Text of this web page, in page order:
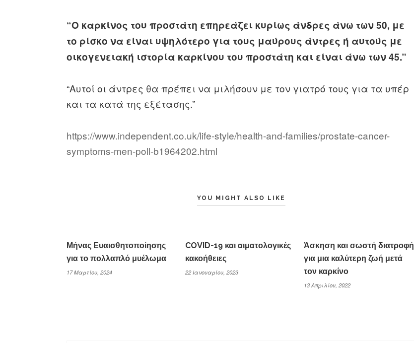
“Ο καρκίνος του προστάτη επηρεάζει κυρίως άνδρες άνω των 50, με
το ρίσκο να είναι υψηλότερο για τους μαύρους άντρες ή αυτούς με
οικογενειακή ιστορία καρκίνου του προστάτη και είναι άνω των 45.”
“Αυτοί οι άντρες θα πρέπει να μιλήσουν με τον γιατρό τους για τα υπέρ
και τα κατά της εξέτασης.”
https://www.independent.co.uk/life-style/health-and-families/prostate-cancer-
symptoms-men-poll-b1964202.html
YOU MIGHT ALSO LIKE
Μήνας Ευαισθητοποίησης
για το πολλαπλό μυέλωμα
17 Μαρτίου, 2024
COVID-19 και αιματολογικές
κακοήθειες
22 Ιανουαρίου, 2023
Άσκηση και σωστή διατροφή
για μια καλύτερη ζωή μετά
τον καρκίνο
13 Απριλίου, 2022